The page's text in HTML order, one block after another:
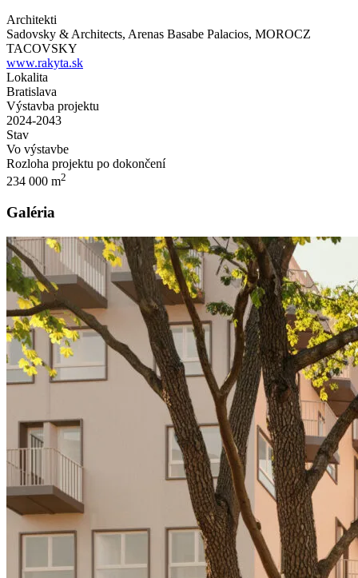
Architekti
Sadovsky & Architects, Arenas Basabe Palacios, MOROCZ
TACOVSKY
www.rakyta.sk
Lokalita
Bratislava
Výstavba projektu
2024-2043
Stav
Vo výstavbe
Rozloha projektu po dokončení
234 000 m2
Galéria